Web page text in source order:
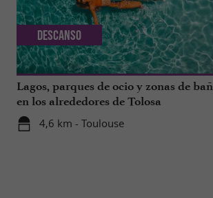
Lagos, parques de ocio y zonas de
en los alrededores de Tolosa
4,6 km - Toulouse
Descanso